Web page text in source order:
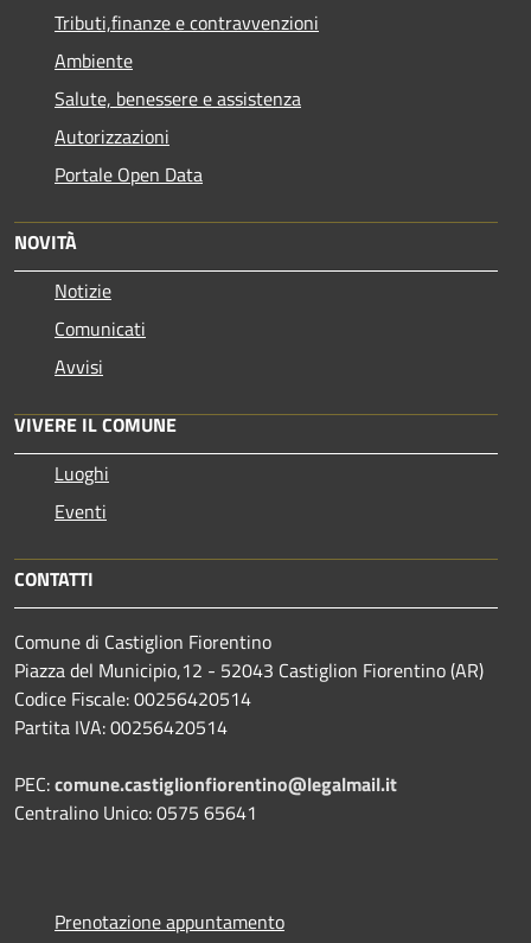
Tributi,finanze e contravvenzioni
Ambiente
Salute, benessere e assistenza
Autorizzazioni
Portale Open Data
NOVITÀ
Notizie
Comunicati
Avvisi
VIVERE IL COMUNE
Luoghi
Eventi
CONTATTI
Comune di Castiglion Fiorentino
Piazza del Municipio,12 - 52043 Castiglion Fiorentino (AR)
Codice Fiscale: 00256420514
Partita IVA: 00256420514
PEC:comune.castiglionfiorentino@legalmail.it
Centralino Unico: 0575 65641
Prenotazione appuntamento